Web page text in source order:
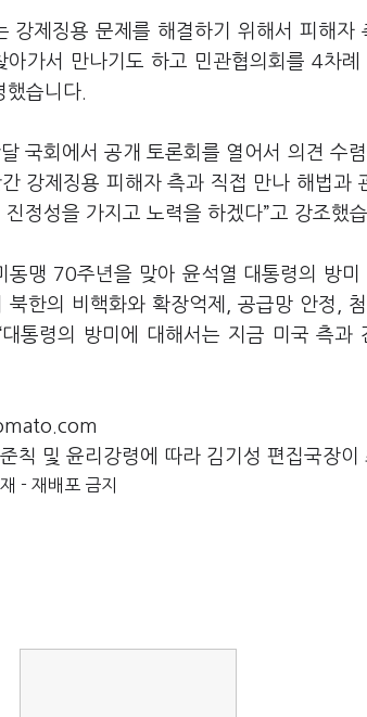
강제징용 문제를 해결하기 위해서 피해
아가서 만나기도 하고 민관협의회를 4차
습니다.
국회에서 공개 토론회를 열어서 의견 수
강제징용 피해자 측과 직접 만나 해법과
정성을 가지고 노력을 하겠다”고 강조했
동맹 70주년을 맞아 윤석열 대통령의 방
북한의 비핵화와 확장억제, 공급망 안정,
대통령의 방미에 대해서는 지금 미국 측
칙 및 윤리강령에 따라 김기성 편집국장이
- 재배포 금지